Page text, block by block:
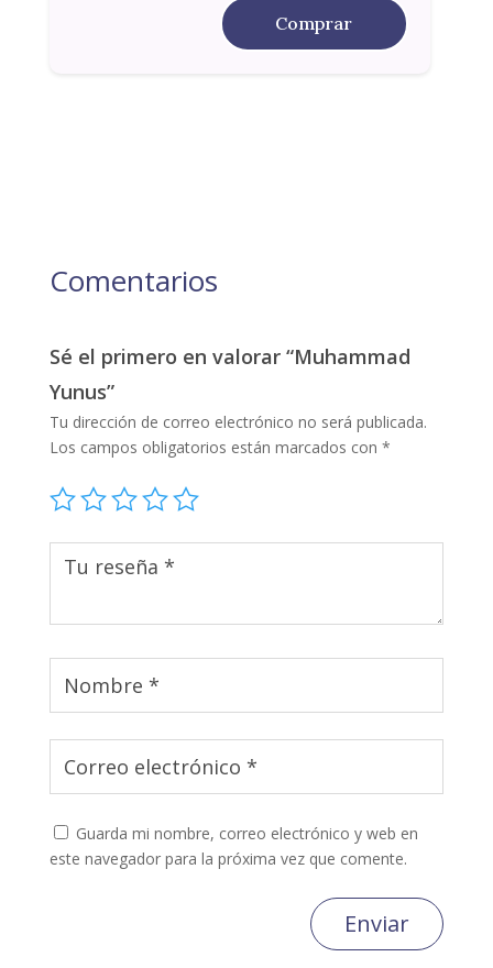
Comprar
Comentarios
Sé el primero en valorar “Muhammad
Yunus”
Tu dirección de correo electrónico no será publicada.
Los campos obligatorios están marcados con *
Guarda mi nombre, correo electrónico y web en
este navegador para la próxima vez que comente.
Enviar